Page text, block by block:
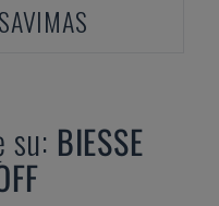
su: BIESSE